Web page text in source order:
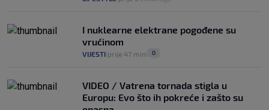
I nuklearne elektrane pogođene su
vrućinom
VIJESTI prije 47 min 0
VIDEO / Vatrena tornada stigla u
Europu: Evo što ih pokreće i zašto su